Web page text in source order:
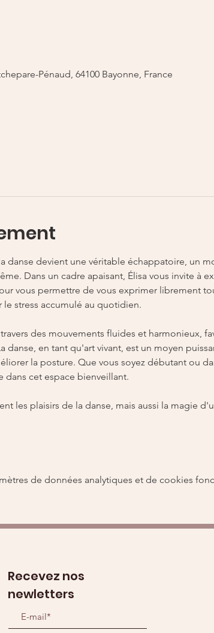
Pénaud, 64100 Bayonne, France
danse devient une véritable échappatoire, un
Dans un cadre apaisant, Élisa vous invite à
vous permettre de vous exprimer librement
stress accumulé au quotidien.
des mouvements fluides et harmonieux,
danse, en tant qu'art vivant, est un moyen
la posture. Que vous soyez débutant ou
dans cet espace bienveillant.
les plaisirs de la danse, mais aussi la magie
de données analytiques et de cookies
Recevez nos
newletters